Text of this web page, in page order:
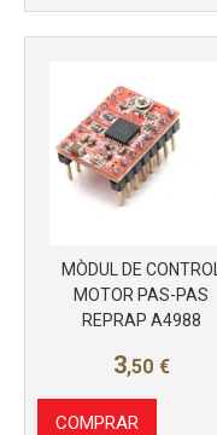
MÒDUL DE CONTROL
MOTOR PAS-PAS
REPRAP A4988
3,50 €
COMPRAR
Más info